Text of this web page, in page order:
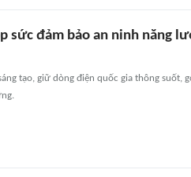
sức đảm bảo an ninh năng
tạo, giữ dòng điện quốc gia thông suốt,